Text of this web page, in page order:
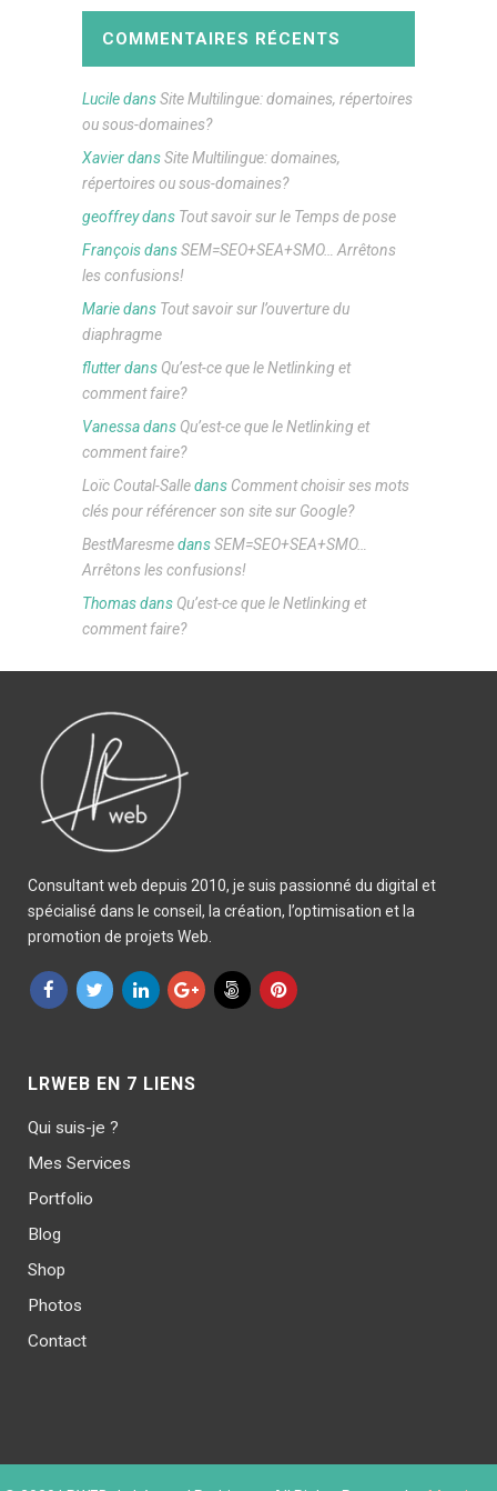
COMMENTAIRES RÉCENTS
LuciledansSite Multilingue: domaines, répertoires
ou sous-domaines?
XavierdansSite Multilingue: domaines,
répertoires ou sous-domaines?
geoffreydans Tout savoir sur le Temps de pose
FrançoisdansSEM=SEO+SEA+SMO… Arrêtons
les confusions!
Mariedans Tout savoir sur l’ouverture du
diaphragme
flutterdans Qu’est-ce que le Netlinking et
comment faire?
Vanessadans Qu’est-ce que le Netlinking et
comment faire?
Loïc Coutal-Salledans Comment choisir ses mots
clés pour référencer son site sur Google?
BestMaresmedansSEM=SEO+SEA+SMO…
Arrêtons les confusions!
Thomasdans Qu’est-ce que le Netlinking et
comment faire?
Consultant web depuis 2010, je suis passionné du digital et
spécialisé dans le conseil, la création, l’optimisation et la
promotion de projets Web.
LRWEB EN 7 LIENS
Qui suis-je ?
Mes Services
Portfolio
Blog
Shop
Photos
Contact